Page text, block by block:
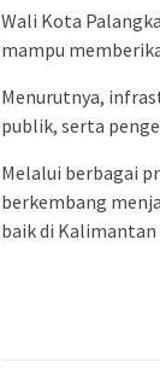
Wali Kota
mampu
Menurutnya,
publik, serta
Melalui berbagai
berkembang
baik di Kalimantan